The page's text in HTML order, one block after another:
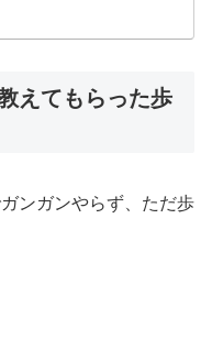
えてもらった歩
ンガンやらず、ただ歩